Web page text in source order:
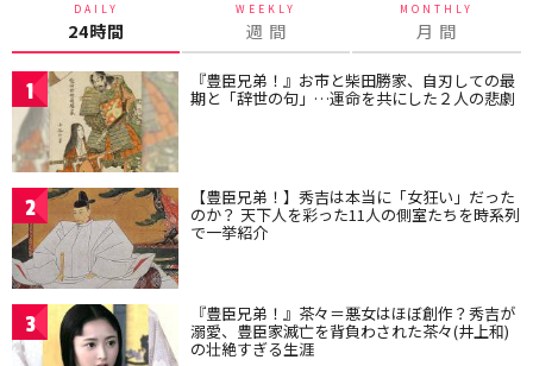
DAILY
24時間
WEEKLY
週 間
MONTHLY
月 間
1 『豊臣兄弟！』お市と柴田勝家、自刃しての最
期と「辞世の句」…運命を共にした２人の悲劇
2 【豊臣兄弟！】秀吉は本当に「女狂い」だった
のか？ 天下人を彩った11人の側室たちを時系列
で一挙紹介
3 『豊臣兄弟！』茶々＝悪女はほぼ創作？秀吉が
溺愛、豊臣家滅亡を背負わされた茶々(井上和)
の壮絶すぎる生涯